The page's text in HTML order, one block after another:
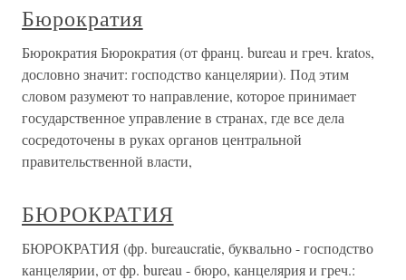
Бюрократия
Бюрократия Бюрократия (от франц. bureau и греч. kratos,
дословно значит: господство канцелярии). Под этим
словом разумеют то направление, которое принимает
государственное управление в странах, где все дела
сосредоточены в руках органов центральной
правительственной власти,
БЮРОКРАТИЯ
БЮРОКРАТИЯ (фр. bureaucratie, буквально - господство
канцелярии, от фр. bureau - бюро, канцелярия и греч.: